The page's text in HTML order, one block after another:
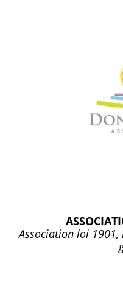
Association loi 1901,